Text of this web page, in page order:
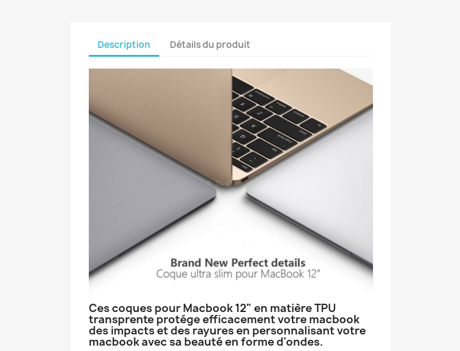
Description Détails du produit
Ces coques pour Macbook 12" en matière TPU
transprente protége efficacement votre macbook
des impacts et des rayures en personnalisant votre
macbook avec sa beauté en forme d'ondes.